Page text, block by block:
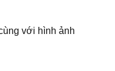
với hình ảnh